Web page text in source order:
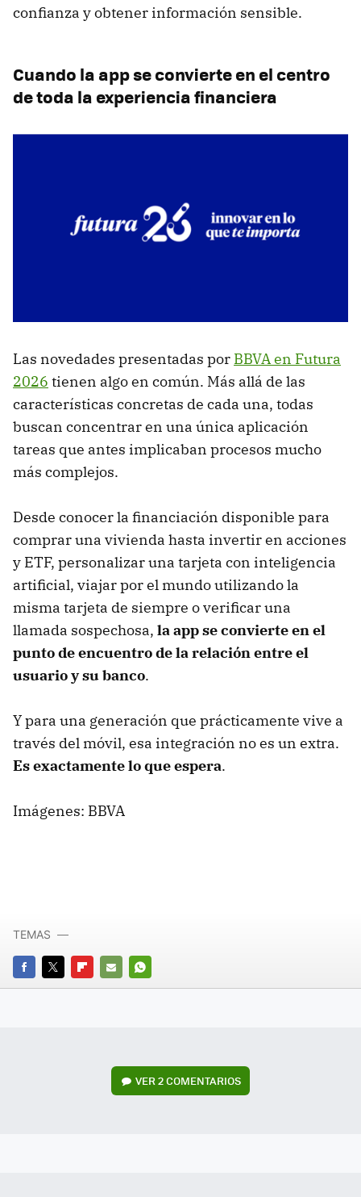
confianza y obtener información sensible.
Cuando la app se convierte en el centro
de toda la experiencia financiera
Las novedades presentadas por BBVA en Futura
2026 tienen algo en común. Más allá de las
características concretas de cada una, todas
buscan concentrar en una única aplicación
tareas que antes implicaban procesos mucho
más complejos.
Desde conocer la financiación disponible para
comprar una vivienda hasta invertir en acciones
y ETF, personalizar una tarjeta con inteligencia
artificial, viajar por el mundo utilizando la
misma tarjeta de siempre o verificar una
llamada sospechosa, la app se convierte en el
punto de encuentro de la relación entre el
usuario y su banco.
Y para una generación que prácticamente vive a
través del móvil, esa integración no es un extra.
Es exactamente lo que espera.
Imágenes: BBVA
FACEBOOK
TWITTERFLIPBOARD
E-
WHATSAPP
TEMAS
VER2 COMENTARIOS